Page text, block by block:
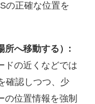
の正確な位置を
所へ移動する）:
ドの近くなどでは
確認しつつ、少
の位置情報を強制